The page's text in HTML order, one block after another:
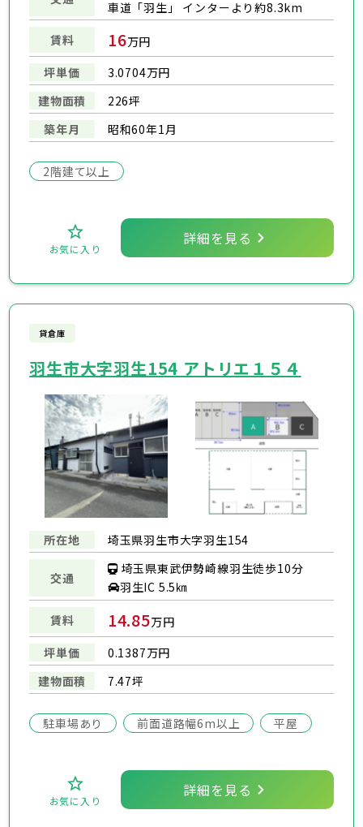
車道「羽生」 インターより約8.3km
賃料
16万円
坪単価
3.0704万円
建物面積
226坪
築年月
昭和60年1月
2階建て以上
お気に入り
詳細を見る
貸倉庫
羽生市大字羽生154 アトリエ１５４
所在地 埼玉県羽生市大字羽生154
交通
埼玉県東武伊勢崎線羽生徒歩10分
羽生IC 5.5㎞
賃料 14.85万円
坪単価
0.1387万円
建物面積
7.47坪
駐車場あり 前面道路幅6m以上 平屋
お気に入り
詳細を見る